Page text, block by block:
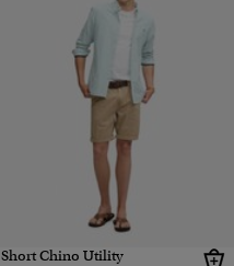
Short Chino Utility